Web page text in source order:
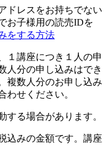
ドレスをお持ちでない
お子様用の読売IDを
をする方法
１講座につき１人の申
人分の申し込みはでき
複数人分のお申し込み
わせください。
る場合があります。
込みの金額です。講座